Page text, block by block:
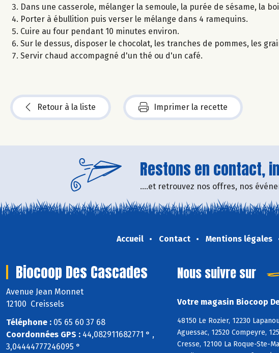
Dans une casserole, mélanger la semoule, la purée de sésame, la
Porter à ébullition puis verser le mélange dans 4 ramequins.
Cuire au four pendant 10 minutes environ.
Sur le dessus, disposer le chocolat, les tranches de pommes, les
Servir chaud accompagné d'un thé ou d'un café.
Retour à la liste Imprimer la recette
Restons en contact,
....et retrouvez nos offres, nos
Accueil Contact Mentions légales
Biocoop Des Cascades
Avenue Jean Monnet
12100 Creissels
Téléphone : 05 65 60 37 68
Coordonnées GPS : 44,082911682771 ° ,
3,04444777246095 °
Nous suivre sur
Votre magasin Biocoop
48150 Le Rozier, 12230
Aguessac, 12520 Compeyre,
Cresse, 12100 La Roque-Ste-